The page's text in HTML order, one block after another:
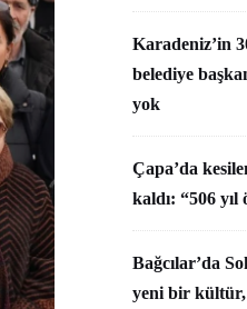
Karadeniz’in
belediye
yok
Çapa’da
kaldı: “506 yıl
Bağcılar’da
yeni bir kültür,